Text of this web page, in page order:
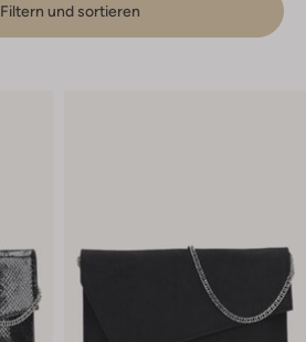
Filtern und sortieren